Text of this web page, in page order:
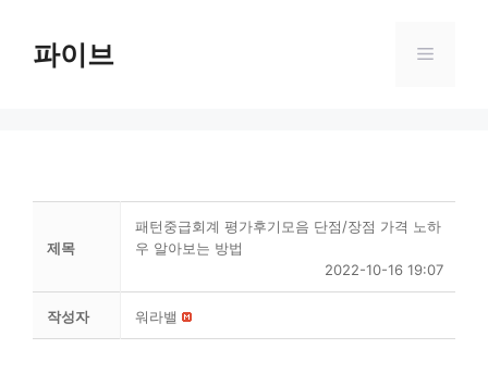
content파이브 Menu
제목
패턴중급회계 평가후기모음 단점/장점 가격 노하
우 알아보는 방법
2022-10-16 19:07
작성자 워라밸